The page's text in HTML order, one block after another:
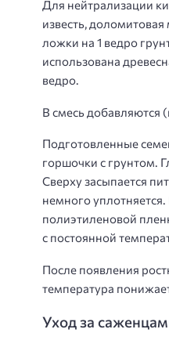
Для нейтрализации
известь, доломитовая
ложки на 1 ведро
использована
ведро.
В смесь добавляются
Подготовленные
горшочки с грунтом.
Сверху засыпается
немного
полиэтиленовой
с постоянной
После появления
температура
Уход за